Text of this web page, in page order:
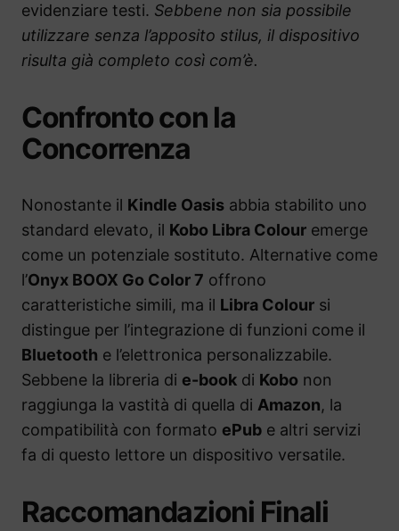
evidenziare testi. Sebbene non sia possibile
utilizzare senza l’apposito stilus, il dispositivo
risulta già completo così com’è.
Confronto con la
Concorrenza
Nonostante il Kindle Oasis abbia stabilito uno
standard elevato, il Kobo Libra Colour emerge
come un potenziale sostituto. Alternative come
l’Onyx BOOX Go Color 7 offrono
caratteristiche simili, ma il Libra Colour si
distingue per l’integrazione di funzioni come il
Bluetooth e l’elettronica personalizzabile.
Sebbene la libreria di e-book di Kobo non
raggiunga la vastità di quella di Amazon, la
compatibilità con formato ePub e altri servizi
fa di questo lettore un dispositivo versatile.
Raccomandazioni Finali